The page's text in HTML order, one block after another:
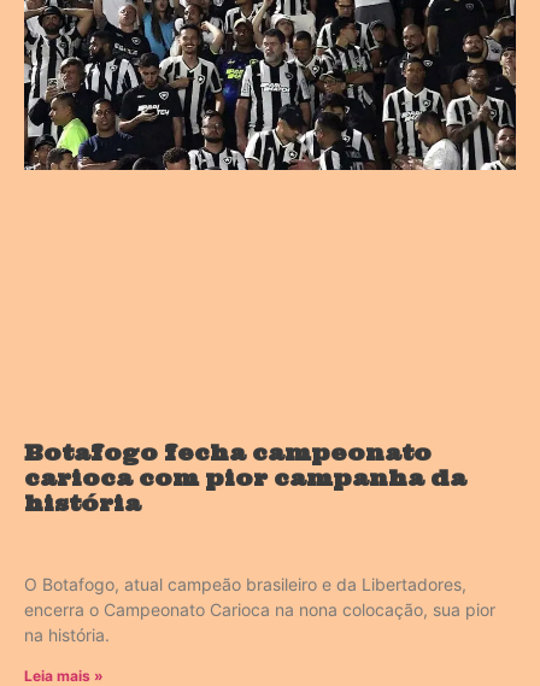
Botafogo fecha campeonato
carioca com pior campanha da
história
O Botafogo, atual campeão brasileiro e da Libertadores,
encerra o Campeonato Carioca na nona colocação, sua pior
na história.
Leia mais »